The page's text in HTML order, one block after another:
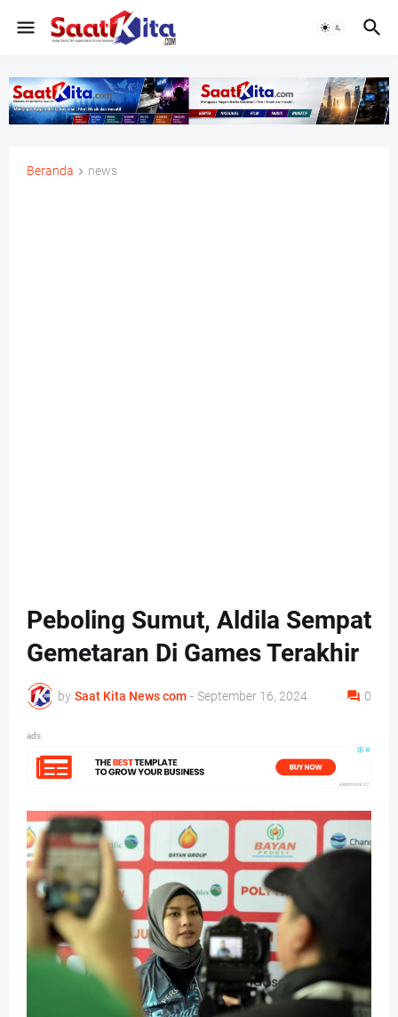
Beranda news
Peboling Sumut, Aldila Sempat
Gemetaran Di Games Terakhir
by Saat Kita News com - September 16, 2024 0
ads